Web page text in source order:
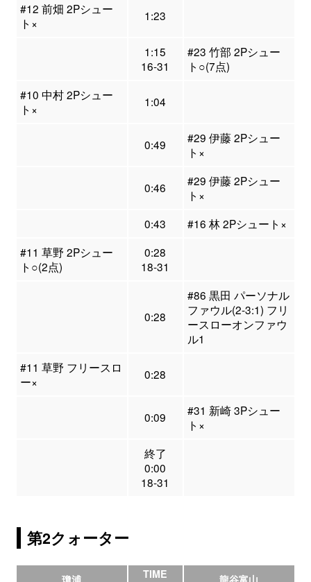
#12 前畑 2Pシュー
ト×
1:23
1:15
16-31
#23 竹部 2Pシュー
ト○(7点)
#10 中村 2Pシュー
ト×
1:04
0:49
#29 伊藤 2Pシュー
ト×
0:46
#29 伊藤 2Pシュー
ト×
0:43
#16 林 2Pシュート×
#11 草野 2Pシュー
ト○(2点)
0:28
18-31
0:28
#86 黒田 パーソナル
ファウル(2-3:1) フリ
ースローオンファウ
ル1
#11 草野 フリースロ
ー×
0:28
0:09
#31 新崎 3Pシュー
ト×
終了
0:00
18-31
第2クォーター
TIME